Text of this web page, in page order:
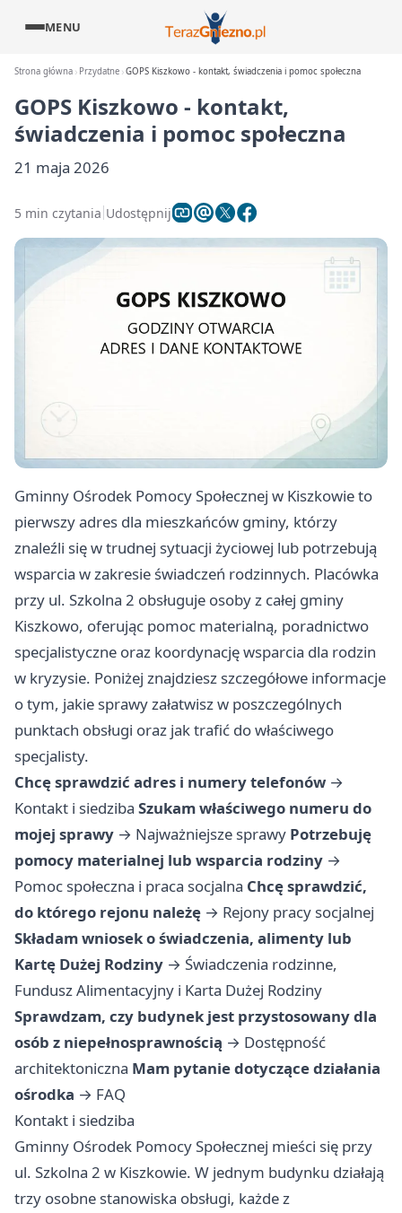
MENU
Strona główna Przydatne GOPS Kiszkowo - kontakt, świadczenia i pomoc społeczna
GOPS Kiszkowo - kontakt,
świadczenia i pomoc społeczna
21 maja 2026
5 min czytania Udostępnij
Gminny Ośrodek Pomocy Społecznej w Kiszkowie to
pierwszy adres dla mieszkańców gminy, którzy
znaleźli się w trudnej sytuacji życiowej lub potrzebują
wsparcia w zakresie świadczeń rodzinnych. Placówka
przy ul. Szkolna 2 obsługuje osoby z całej gminy
Kiszkowo, oferując pomoc materialną, poradnictwo
specjalistyczne oraz koordynację wsparcia dla rodzin
w kryzysie. Poniżej znajdziesz szczegółowe informacje
o tym, jakie sprawy załatwisz w poszczególnych
punktach obsługi oraz jak trafić do właściwego
specjalisty.
Chcę sprawdzić adres i numery telefonów →
Kontakt i siedziba Szukam właściwego numeru do
mojej sprawy → Najważniejsze sprawy Potrzebuję
pomocy materialnej lub wsparcia rodziny →
Pomoc społeczna i praca socjalna Chcę sprawdzić,
do którego rejonu należę → Rejony pracy socjalnej
Składam wniosek o świadczenia, alimenty lub
Kartę Dużej Rodziny → Świadczenia rodzinne,
Fundusz Alimentacyjny i Karta Dużej Rodziny
Sprawdzam, czy budynek jest przystosowany dla
osób z niepełnosprawnością → Dostępność
architektoniczna Mam pytanie dotyczące działania
ośrodka → FAQ
Kontakt i siedziba
Gminny Ośrodek Pomocy Społecznej mieści się przy
ul. Szkolna 2 w Kiszkowie. W jednym budynku działają
trzy osobne stanowiska obsługi, każde z